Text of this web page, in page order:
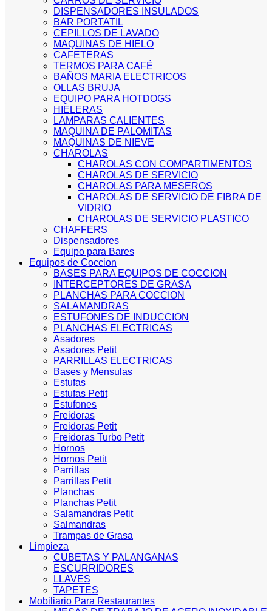
DISPENSADORES INSULADOS
BAR PORTATIL
CEPILLOS DE LAVADO
MAQUINAS DE HIELO
CAFETERAS
TERMOS PARA CAFÉ
BAÑOS MARIA ELECTRICOS
OLLAS BRUJA
EQUIPO PARA HOTDOGS
HIELERAS
LAMPARAS CALIENTES
MAQUINA DE PALOMITAS
MAQUINAS DE NIEVE
CHAROLAS
CHAROLAS CON COMPARTIMENTOS
CHAROLAS DE SERVICIO
CHAROLAS PARA MESEROS
CHAROLAS DE SERVICIO DE FIBRA DE
VIDRIO
CHAROLAS DE SERVICIO PLASTICO
CHAFFERS
Dispensadores
Equipo para Bares
Equipos de Coccion
BASES PARA EQUIPOS DE COCCION
INTERCEPTORES DE GRASA
PLANCHAS PARA COCCION
SALAMANDRAS
ESTUFONES DE INDUCCION
PLANCHAS ELECTRICAS
Asadores
Asadores Petit
PARRILLAS ELECTRICAS
Bases y Mensulas
Estufas
Estufas Petit
Estufones
Freidoras
Freidoras Petit
Freidoras Turbo Petit
Hornos
Hornos Petit
Parrillas
Parrillas Petit
Planchas
Planchas Petit
Salamandras Petit
Salmandras
Trampas de Grasa
Limpieza
CUBETAS Y PALANGANAS
ESCURRIDORES
LLAVES
TAPETES
Mobiliario Para Restaurantes